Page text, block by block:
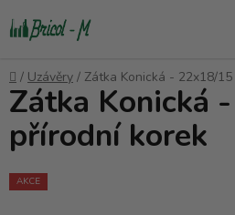
na
Domů
/ Uzávěry / Zátka Konická - 22x18/
Zátka Konická
přírodní korek
AKCE